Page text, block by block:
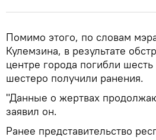
Помимо этого, по словам
Кулемзина, в результате
центре города погибли
шестеро получили ранения.
"Данные о жертвах
заявил он.
Ранее представительство